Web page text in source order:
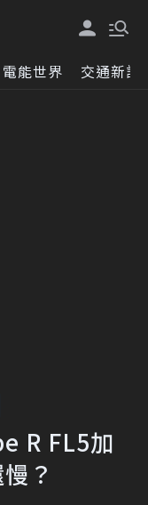
電能世界 交通新訊
R FL5加
？